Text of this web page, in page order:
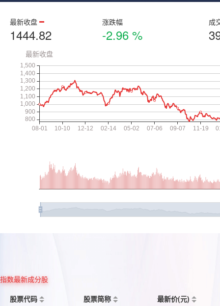
最新收盘
1444.82
涨跌幅
-2.96 %
成
指数最新成分股
股票代码
股票简称 最新价(元)